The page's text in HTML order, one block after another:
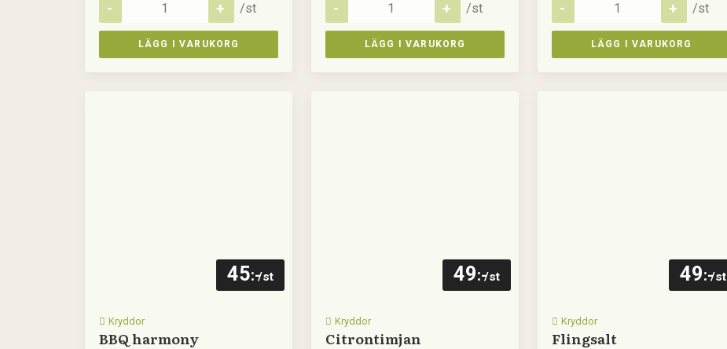
/st
LÄGG I VARUKORG
/st
LÄGG I VARUKORG
/st
LÄGG I VARUKORG
45:-/st
Kryddor
BBQ harmony
49:-/st
Kryddor
Citrontimjan
49:-/st
Kryddor
Flingsalt